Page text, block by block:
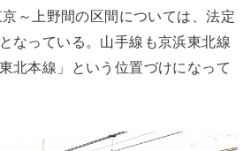
～上野間の区間については、法定
なっている。山手線も京浜東北線
北本線」という位置づけになって